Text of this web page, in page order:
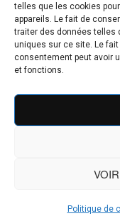
telles que les cookies
appareils. Le fait de
traiter des données telles
uniques sur ce site. Le
consentement peut avoir
et fonctions.
Politique de